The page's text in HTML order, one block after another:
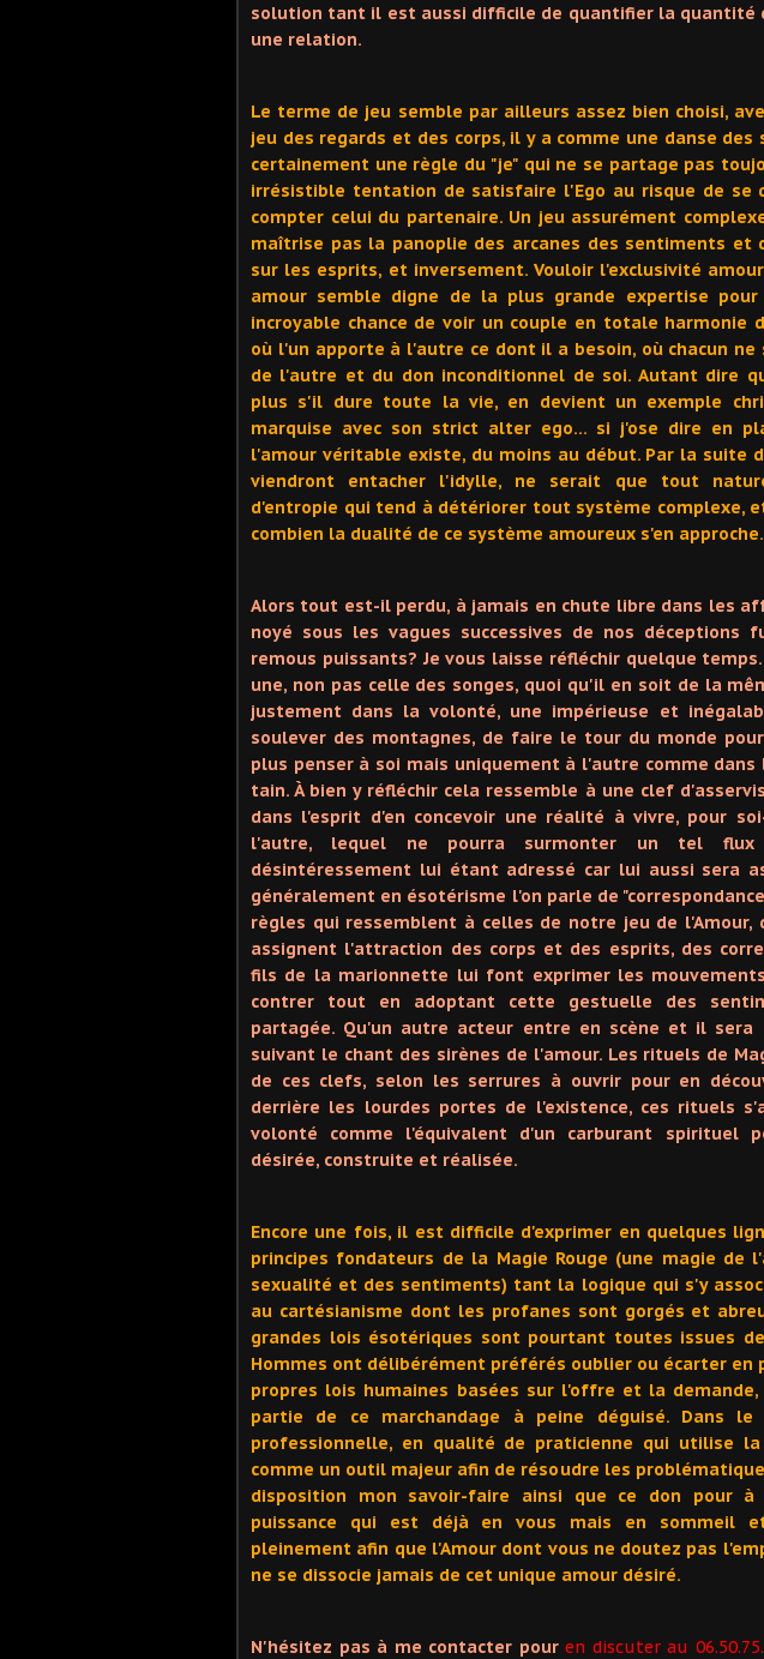
solution tant il est aussi difficile de quantifier la quantité
une relation.
Le terme de jeu semble par ailleurs assez bien choisi,
jeu des regards et des corps, il y a comme une danse
certainement une règle du "je" qui ne se partage pas
irrésistible tentation de satisfaire l'Ego au risque de se
compter celui du partenaire. Un jeu assurément
maîtrise pas la panoplie des arcanes des sentiments et
sur les esprits, et inversement. Vouloir l'exclusivité
amour semble digne de la plus grande expertise
incroyable chance de voir un couple en totale harmonie
où l'un apporte à l'autre ce dont il a besoin, où chacun
de l'autre et du don inconditionnel de soi. Autant dire
plus s'il dure toute la vie, en devient un exemple
marquise avec son strict alter ego… si j'ose dire en
l'amour véritable existe, du moins au début. Par la suite
viendront entacher l'idylle, ne serait que tout
d'entropie qui tend à détériorer tout système complexe,
combien la dualité de ce système amoureux s'en approche.
Alors tout est-il perdu, à jamais en chute libre dans les
noyé sous les vagues successives de nos déceptions
remous puissants? Je vous laisse réfléchir quelque
une, non pas celle des songes, quoi qu'il en soit de la
justement dans la volonté, une impérieuse et
soulever des montagnes, de faire le tour du monde
plus penser à soi mais uniquement à l'autre comme
tain. À bien y réfléchir cela ressemble à une clef
dans l'esprit d'en concevoir une réalité à vivre, pour
l'autre, lequel ne pourra surmonter un tel
désintéressement lui étant adressé car lui aussi sera
généralement en ésotérisme l'on parle de
règles qui ressemblent à celles de notre jeu de l'Amour,
assignent l'attraction des corps et des esprits, des
fils de la marionnette lui font exprimer les
contrer tout en adoptant cette gestuelle des
partagée. Qu'un autre acteur entre en scène et il sera
suivant le chant des sirènes de l'amour. Les rituels de
de ces clefs, selon les serrures à ouvrir pour en
derrière les lourdes portes de l'existence, ces rituels
volonté comme l'équivalent d'un carburant spirituel
désirée, construite et réalisée.
Encore une fois, il est difficile d'exprimer en quelques
principes fondateurs de la Magie Rouge (une magie de
sexualité et des sentiments) tant la logique qui s'y
au cartésianisme dont les profanes sont gorgés et
grandes lois ésotériques sont pourtant toutes issues
Hommes ont délibérément préférés oublier ou écarter
propres lois humaines basées sur l'offre et la
partie de ce marchandage à peine déguisé. Dans
professionnelle, en qualité de praticienne qui utilise
comme un outil majeur afin de résoudre les
disposition mon savoir-faire ainsi que ce don pour
puissance qui est déjà en vous mais en sommeil
pleinement afin que l'Amour dont vous ne doutez pas
ne se dissocie jamais de cet unique amour désiré.
N'hésitez pas à me contacter pour en discuter au